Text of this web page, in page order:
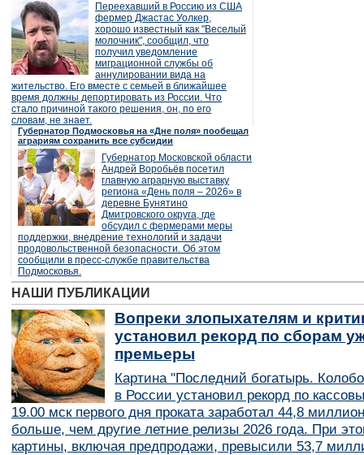
Переехавший в Россию из США
фермер Джастас Уолкер,
хорошо известный как "Веселый
молочник", сообщил, что
получил уведомление
миграционной службы об
аннулировании вида на
жительство. Его вместе с семьей в ближайшее
время должны депортировать из России. Что
стало причиной такого решения, он, по его
словам, не знает.
Губернатор Подмосковья на «Дне поля» пообещал
аграриям сохранить все субсидии
Губернатор Московской области
Андрей Воробьёв посетил
главную аграрную выставку
региона «День поля – 2026» в
деревне Бунятино
Дмитровского округа, где
обсудил с фермерами меры
поддержки, внедрение технологий и задачи
продовольственной безопасности. Об этом
сообщили в пресс-службе правительства
Подмосковья.
НАШИ ПУБЛИКАЦИИ
Вопреки злопыхателям и
установил рекорд по сборам
премьеры
Картина "Последний богатырь.
в России установил рекорд по
19.00 мск первого дня проката заработал 44,8
больше, чем другие летние релизы 2026 года. При
картины, включая предпродажи, превысили 53,7